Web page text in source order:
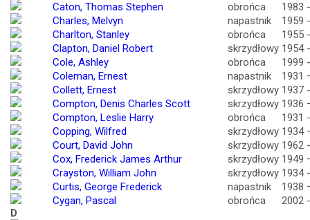
Caton, Thomas Stephen
obrońca
1983
Charles, Melvyn
napastnik
1959
Charlton, Stanley
obrońca
1955
Clapton, Daniel Robert
skrzydłowy 1954
Cole, Ashley
obrońca
1999
Coleman, Ernest
napastnik
1931
Collett, Ernest
skrzydłowy 1937
Compton, Denis Charles Scott
skrzydłowy 1936
Compton, Leslie Harry
obrońca
1931
Copping, Wilfred
skrzydłowy 1934
Court, David John
skrzydłowy 1962
Cox, Frederick James Arthur
skrzydłowy 1949
Crayston, William John
skrzydłowy 1934
Curtis, George Frederick
napastnik
1938
Cygan, Pascal
obrońca
2002
D